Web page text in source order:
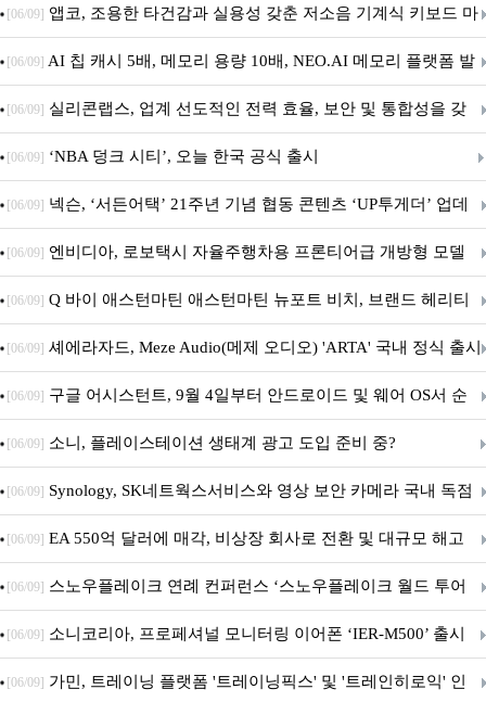
특집(1-4편)
[06/09] 앱코, 조용한 타건감과 실용성 갖춘 저소음 기계식 키보드 마
우스 세트 'KM580' 출시
[06/09] AI 칩 캐시 5배, 메모리 용량 10배, NEO.AI 메모리 플랫폼 발
표
[06/09] 실리콘랩스, 업계 선도적인 전력 효율, 보안 및 통합성을 갖
춘 초저전력 블루투스 LE SoC ‘BG2B’ 공개
[06/09] ‘NBA 덩크 시티’, 오늘 한국 공식 출시
[06/09] 넥슨, ‘서든어택’ 21주년 기념 협동 콘텐츠 ‘UP투게더’ 업데
이트
[06/09] 엔비디아, 로보택시 자율주행차용 프론티어급 개방형 모델
‘알파마요 2 슈퍼’ 상업적 이용 가능
[06/09] Q 바이 애스턴마틴 애스턴마틴 뉴포트 비치, 브랜드 헤리티
지 담은 ‘헤리티지 에디션 컬렉션’ 공개
[06/09] 셰에라자드, Meze Audio(메제 오디오) 'ARTA' 국내 정식 출시
[06/09] 구글 어시스턴트, 9월 4일부터 안드로이드 및 웨어 OS서 순
차 서비스 종료
[06/09] 소니, 플레이스테이션 생태계 광고 도입 준비 중?
[06/09] Synology, SK네트웍스서비스와 영상 보안 카메라 국내 독점
판매 파트너십 체결
[06/09] EA 550억 달러에 매각, 비상장 회사로 전환 및 대규모 해고
전망
[06/09] 스노우플레이크 연례 컨퍼런스 ‘스노우플레이크 월드 투어
서울’ 개최
[06/09] 소니코리아, 프로페셔널 모니터링 이어폰 ‘IER-M500’ 출시
[06/09] 가민, 트레이닝 플랫폼 '트레이닝픽스' 및 '트레인히로익' 인